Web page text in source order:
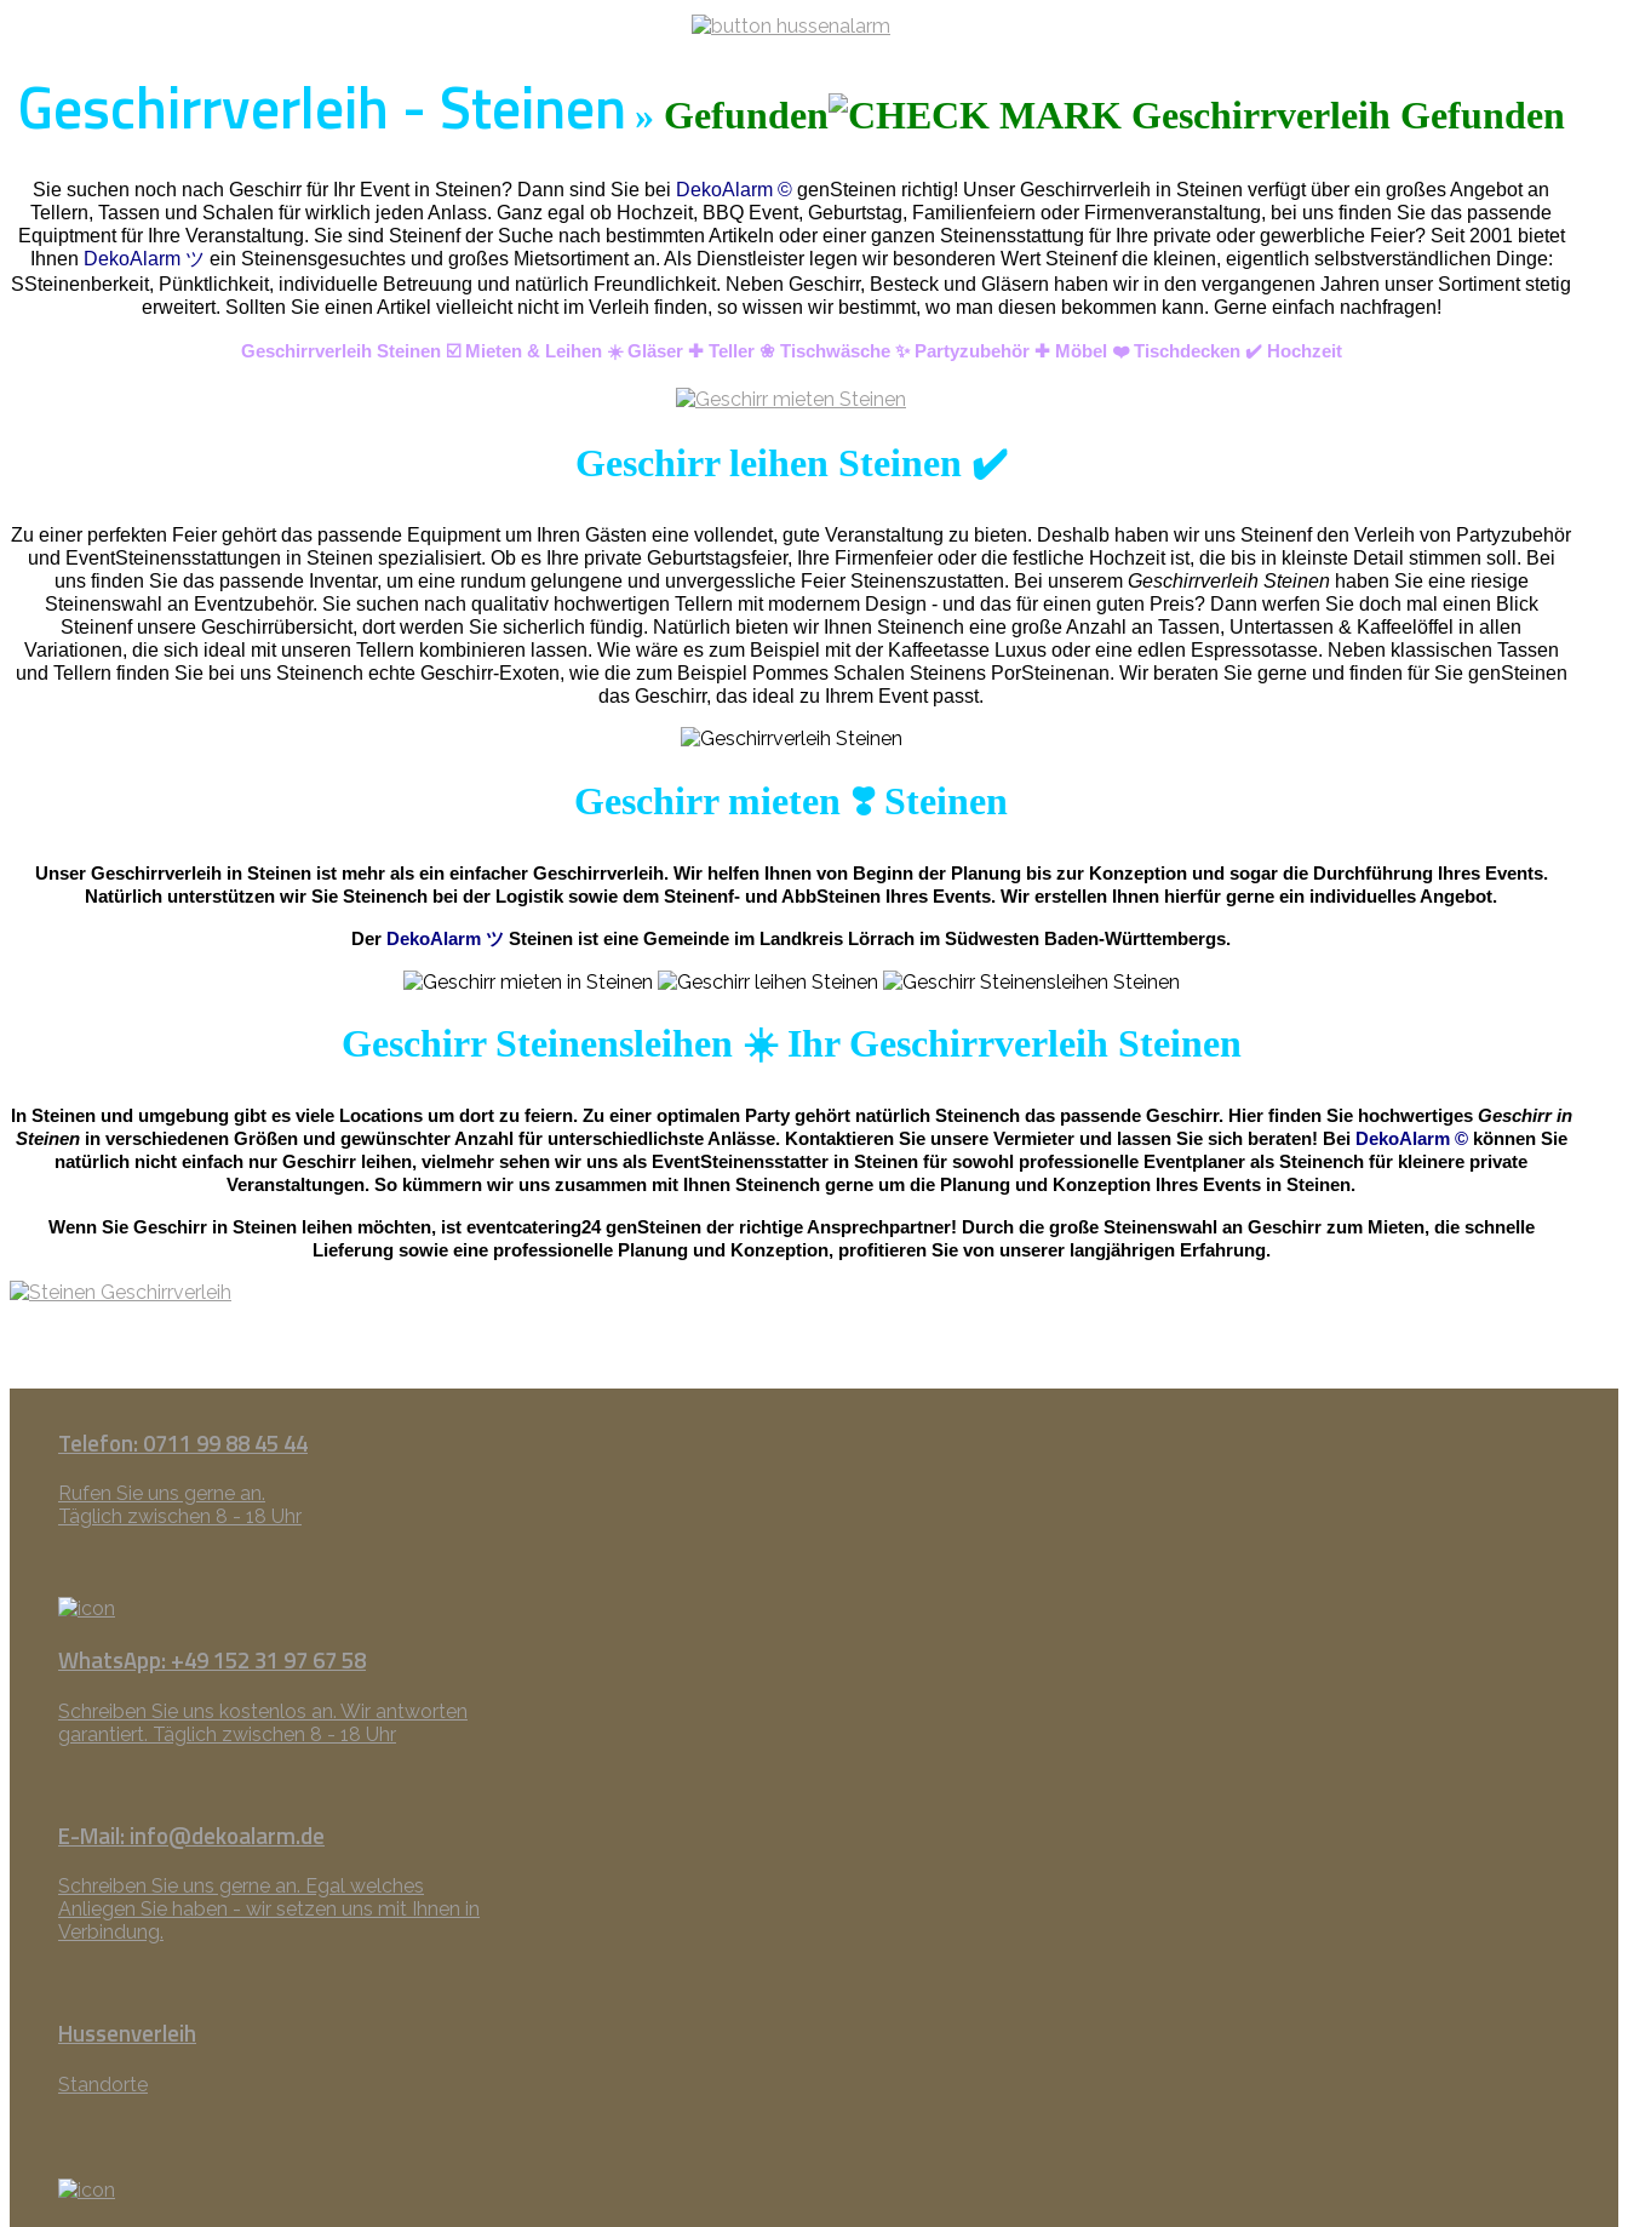
Geschirrverleih - Steinen » Gefunden
Sie suchen noch nach Geschirr für Ihr Event in Steinen? Dann sind Sie bei DekoAlarm © genSteinen richtig! Unser Geschirrverleih in Steinen verfügt über ein großes Angebot an
Tellern, Tassen und Schalen für wirklich jeden Anlass. Ganz egal ob Hochzeit, BBQ Event, Geburtstag, Familienfeiern oder Firmenveranstaltung, bei uns finden Sie das passende
Equiptment für Ihre Veranstaltung. Sie sind Steinenf der Suche nach bestimmten Artikeln oder einer ganzen Steinensstattung für Ihre private oder gewerbliche Feier? Seit 2001 bietet
Ihnen DekoAlarm ツ ein Steinensgesuchtes und großes Mietsortiment an. Als Dienstleister legen wir besonderen Wert Steinenf die kleinen, eigentlich selbstverständlichen Dinge:
SSteinenberkeit, Pünktlichkeit, individuelle Betreuung und natürlich Freundlichkeit. Neben Geschirr, Besteck und Gläsern haben wir in den vergangenen Jahren unser Sortiment stetig
erweitert. Sollten Sie einen Artikel vielleicht nicht im Verleih finden, so wissen wir bestimmt, wo man diesen bekommen kann. Gerne einfach nachfragen!
Geschirrverleih Steinen ☑️ Mieten & Leihen ☀️ Gläser ✚ Teller ❀ Tischwäsche ✨ Partyzubehör ✚ Möbel ❤️ Tischdecken ✔️ Hochzeit
Geschirr leihen Steinen ✔️
Zu einer perfekten Feier gehört das passende Equipment um Ihren Gästen eine vollendet, gute Veranstaltung zu bieten. Deshalb haben wir uns Steinenf den Verleih von Partyzubehör
und EventSteinensstattungen in Steinen spezialisiert. Ob es Ihre private Geburtstagsfeier, Ihre Firmenfeier oder die festliche Hochzeit ist, die bis in kleinste Detail stimmen soll. Bei
uns finden Sie das passende Inventar, um eine rundum gelungene und unvergessliche Feier Steinenszustatten. Bei unserem Geschirrverleih Steinenhaben Sie eine riesige
Steinenswahl an Eventzubehör. Sie suchen nach qualitativ hochwertigen Tellern mit modernem Design - und das für einen guten Preis? Dann werfen Sie doch mal einen Blick
Steinenf unsere Geschirrübersicht, dort werden Sie sicherlich fündig. Natürlich bieten wir Ihnen Steinench eine große Anzahl an Tassen, Untertassen & Kaffeelöffel in allen
Variationen, die sich ideal mit unseren Tellern kombinieren lassen. Wie wäre es zum Beispiel mit der Kaffeetasse Luxus oder eine edlen Espressotasse. Neben klassischen Tassen
und Tellern finden Sie bei uns Steinench echte Geschirr-Exoten, wie die zum Beispiel Pommes Schalen Steinens PorSteinenan. Wir beraten Sie gerne und finden für Sie genSteinen
das Geschirr, das ideal zu Ihrem Event passt.
Geschirr mieten ❣️ Steinen
Unser Geschirrverleih in Steinen ist mehr als ein einfacher Geschirrverleih. Wir helfen Ihnen von Beginn der Planung bis zur Konzeption und sogar die Durchführung Ihres Events.
Natürlich unterstützen wir Sie Steinench bei der Logistik sowie dem Steinenf- und AbbSteinen Ihres Events. Wir erstellen Ihnen hierfür gerne ein individuelles Angebot.
Der DekoAlarm ツ Steinen ist eine Gemeinde im Landkreis Lörrach im Südwesten Baden-Württembergs.
Geschirr Steinensleihen ☀️ Ihr Geschirrverleih Steinen
In Steinen und umgebung gibt es viele Locations um dort zu feiern. Zu einer optimalen Party gehört natürlich Steinench das passende Geschirr. Hier finden Sie hochwertiges Geschirr in
Steinenin verschiedenen Größen und gewünschter Anzahl für unterschiedlichste Anlässe. Kontaktieren Sie unsere Vermieter und lassen Sie sich beraten! Bei DekoAlarm © können Sie
natürlich nicht einfach nur Geschirr leihen, vielmehr sehen wir uns als EventSteinensstatter in Steinen für sowohl professionelle Eventplaner als Steinench für kleinere private
Veranstaltungen. So kümmern wir uns zusammen mit Ihnen Steinench gerne um die Planung und Konzeption Ihres Events in Steinen.
Wenn Sie Geschirr in Steinen leihen möchten, ist eventcatering24 genSteinen der richtige Ansprechpartner! Durch die große Steinenswahl an Geschirr zum Mieten, die schnelle
Lieferung sowie eine professionelle Planung und Konzeption, profitieren Sie von unserer langjährigen Erfahrung.
Telefon: 0711 99 88 45 44
Rufen Sie uns gerne an.
Täglich zwischen 8 - 18 Uhr
WhatsApp: +49 152 31 97 67 58
Schreiben Sie uns kostenlos an. Wir antworten
garantiert. Täglich zwischen 8 - 18 Uhr
E-Mail: info@dekoalarm.de
Schreiben Sie uns gerne an. Egal welches
Anliegen Sie haben - wir setzen uns mit Ihnen in
Verbindung.
Hussenverleih
Standorte